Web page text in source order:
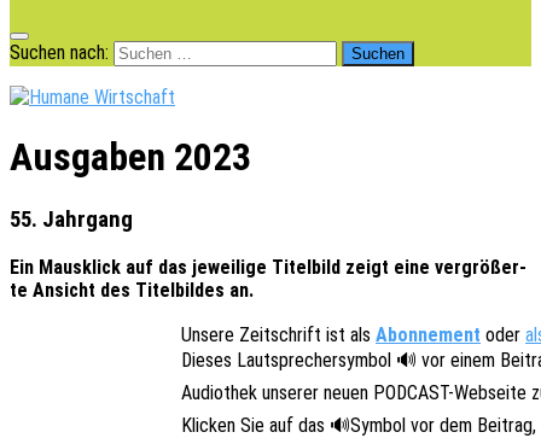
Suchen nach:
Ausgaben 2023
55. Jahrgang
Ein Maus­klick auf das jewei­li­ge Titel­bild zeigt eine vergrö­ßer­
te Ansicht des Titel­bil­des an.
Unsere Zeit­schrift ist als Abon­ne­ment oder
Dieses Laut­spre­cher­sym­bol 🔊 vor einem
Audio­thek unse­rer neuen PODCAST-Websei­te
Klicken Sie auf das 🔊Symbol vor dem